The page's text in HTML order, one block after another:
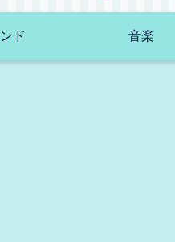
ド 音楽